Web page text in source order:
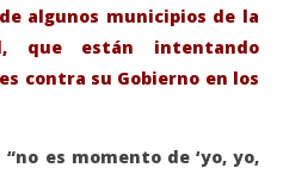
algunos municipios de la
que están intentando
contra su Gobierno en los
“no es momento de ‘yo, yo,